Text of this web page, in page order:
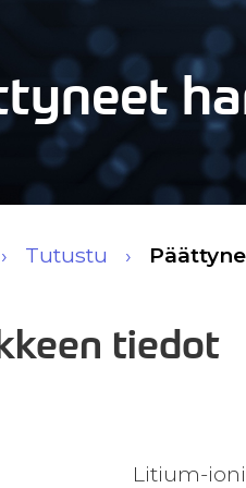
Tutustu
tiedot
Litium-